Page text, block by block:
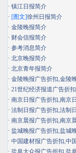
· 镇江日报简介
· [图文]徐州日报简介
· 金陵晚报简介
· 财会信报简介
· 参考消息简介
· 北京晚报简介
· 北京青年报简介
· 金陵晚报广告折扣,金陵
· 21世纪经济报道广告折
· 南京日报广告折扣,南京
· 法制日报广告折扣,法制
· 南京晨报广告折扣,南京
· 盐城晚报广告折扣,盐城
· 中国建材报广告折扣,中
· 盐阜大众报广告折扣,盐